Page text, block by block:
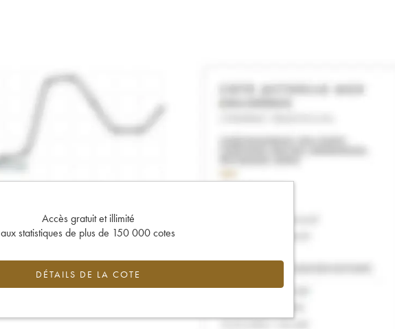
Accès gratuit et illimité
aux statistiques de plus de 150 000 cotes
DÉTAILS DE LA COTE